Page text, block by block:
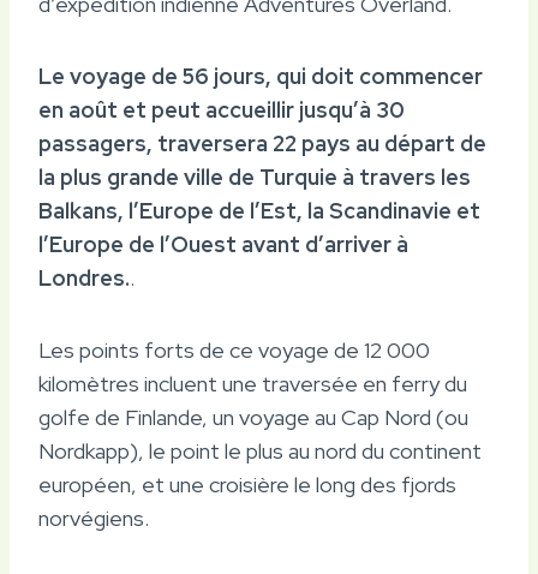
Le voyage de 56 jours, qui doit commencer
en août et peut accueillir jusqu’à 30
passagers, traversera 22 pays au départ de
la plus grande ville de Turquie à travers les
Balkans, l’Europe de l’Est, la Scandinavie et
l’Europe de l’Ouest avant d’arriver à
Londres..
Les points forts de ce voyage de 12 000
kilomètres incluent une traversée en ferry du
golfe de Finlande, un voyage au Cap Nord (ou
Nordkapp), le point le plus au nord du continent
européen, et une croisière le long des fjords
norvégiens.